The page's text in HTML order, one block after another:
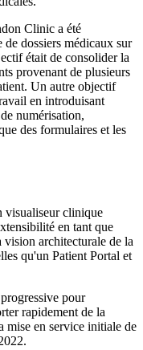
Clinic a été
de dossiers médicaux sur
était de consolider la
provenant de plusieurs
Un autre objectif
en introduisant
numérisation,
des formulaires et les
visualiseur clinique
en tant que
architecturale de la
qu'un Patient Portal et
pour
rapidement de la
mise en service initiale de